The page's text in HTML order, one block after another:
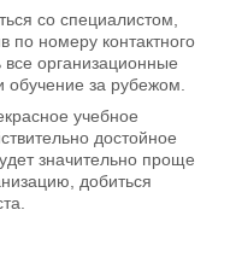
со специалистом,
по номеру контактного
организационные
обучение за рубежом.
учебное
достойное
значительно проще
добиться